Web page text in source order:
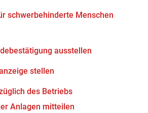
schwerbehinderte Menschen
ausstellen
stellen
des Betriebs
Anlagen mitteilen